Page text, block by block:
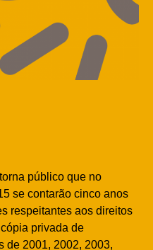
público que no
se contarão cinco anos
respeitantes aos direitos
privada de
de 2001, 2002, 2003,